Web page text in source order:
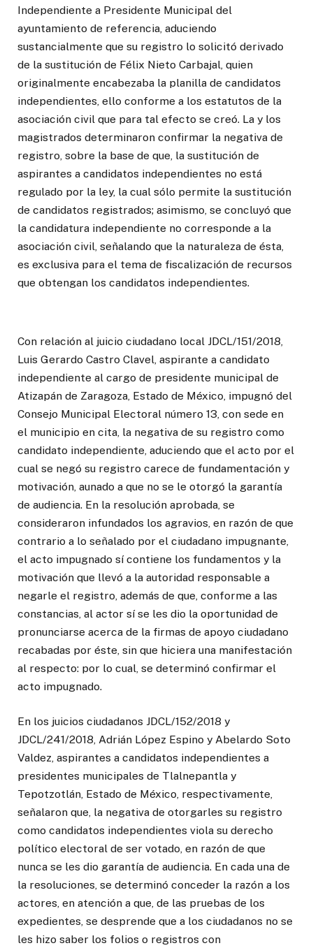
Independiente a Presidente Municipal del
ayuntamiento de referencia, aduciendo
sustancialmente que su registro lo solicitó derivado
de la sustitución de Félix Nieto Carbajal, quien
originalmente encabezaba la planilla de candidatos
independientes, ello conforme a los estatutos de la
asociación civil que para tal efecto se creó. La y los
magistrados determinaron confirmar la negativa de
registro, sobre la base de que, la sustitución de
aspirantes a candidatos independientes no está
regulado por la ley, la cual sólo permite la sustitución
de candidatos registrados; asimismo, se concluyó que
la candidatura independiente no corresponde a la
asociación civil, señalando que la naturaleza de ésta,
es exclusiva para el tema de fiscalización de recursos
que obtengan los candidatos independientes.
Con relación al juicio ciudadano local JDCL/151/2018,
Luis Gerardo Castro Clavel, aspirante a candidato
independiente al cargo de presidente municipal de
Atizapán de Zaragoza, Estado de México, impugnó del
Consejo Municipal Electoral número 13, con sede en
el municipio en cita, la negativa de su registro como
candidato independiente, aduciendo que el acto por el
cual se negó su registro carece de fundamentación y
motivación, aunado a que no se le otorgó la garantía
de audiencia. En la resolución aprobada, se
consideraron infundados los agravios, en razón de que
contrario a lo señalado por el ciudadano impugnante,
el acto impugnado sí contiene los fundamentos y la
motivación que llevó a la autoridad responsable a
negarle el registro, además de que, conforme a las
constancias, al actor sí se les dio la oportunidad de
pronunciarse acerca de la firmas de apoyo ciudadano
recabadas por éste, sin que hiciera una manifestación
al respecto: por lo cual, se determinó confirmar el
acto impugnado.
En los juicios ciudadanos JDCL/152/2018 y
JDCL/241/2018, Adrián López Espino y Abelardo Soto
Valdez, aspirantes a candidatos independientes a
presidentes municipales de Tlalnepantla y
Tepotzotlán, Estado de México, respectivamente,
señalaron que, la negativa de otorgarles su registro
como candidatos independientes viola su derecho
político electoral de ser votado, en razón de que
nunca se les dio garantía de audiencia. En cada una de
la resoluciones, se determinó conceder la razón a los
actores, en atención a que, de las pruebas de los
expedientes, se desprende que a los ciudadanos no se
les hizo saber los folios o registros con